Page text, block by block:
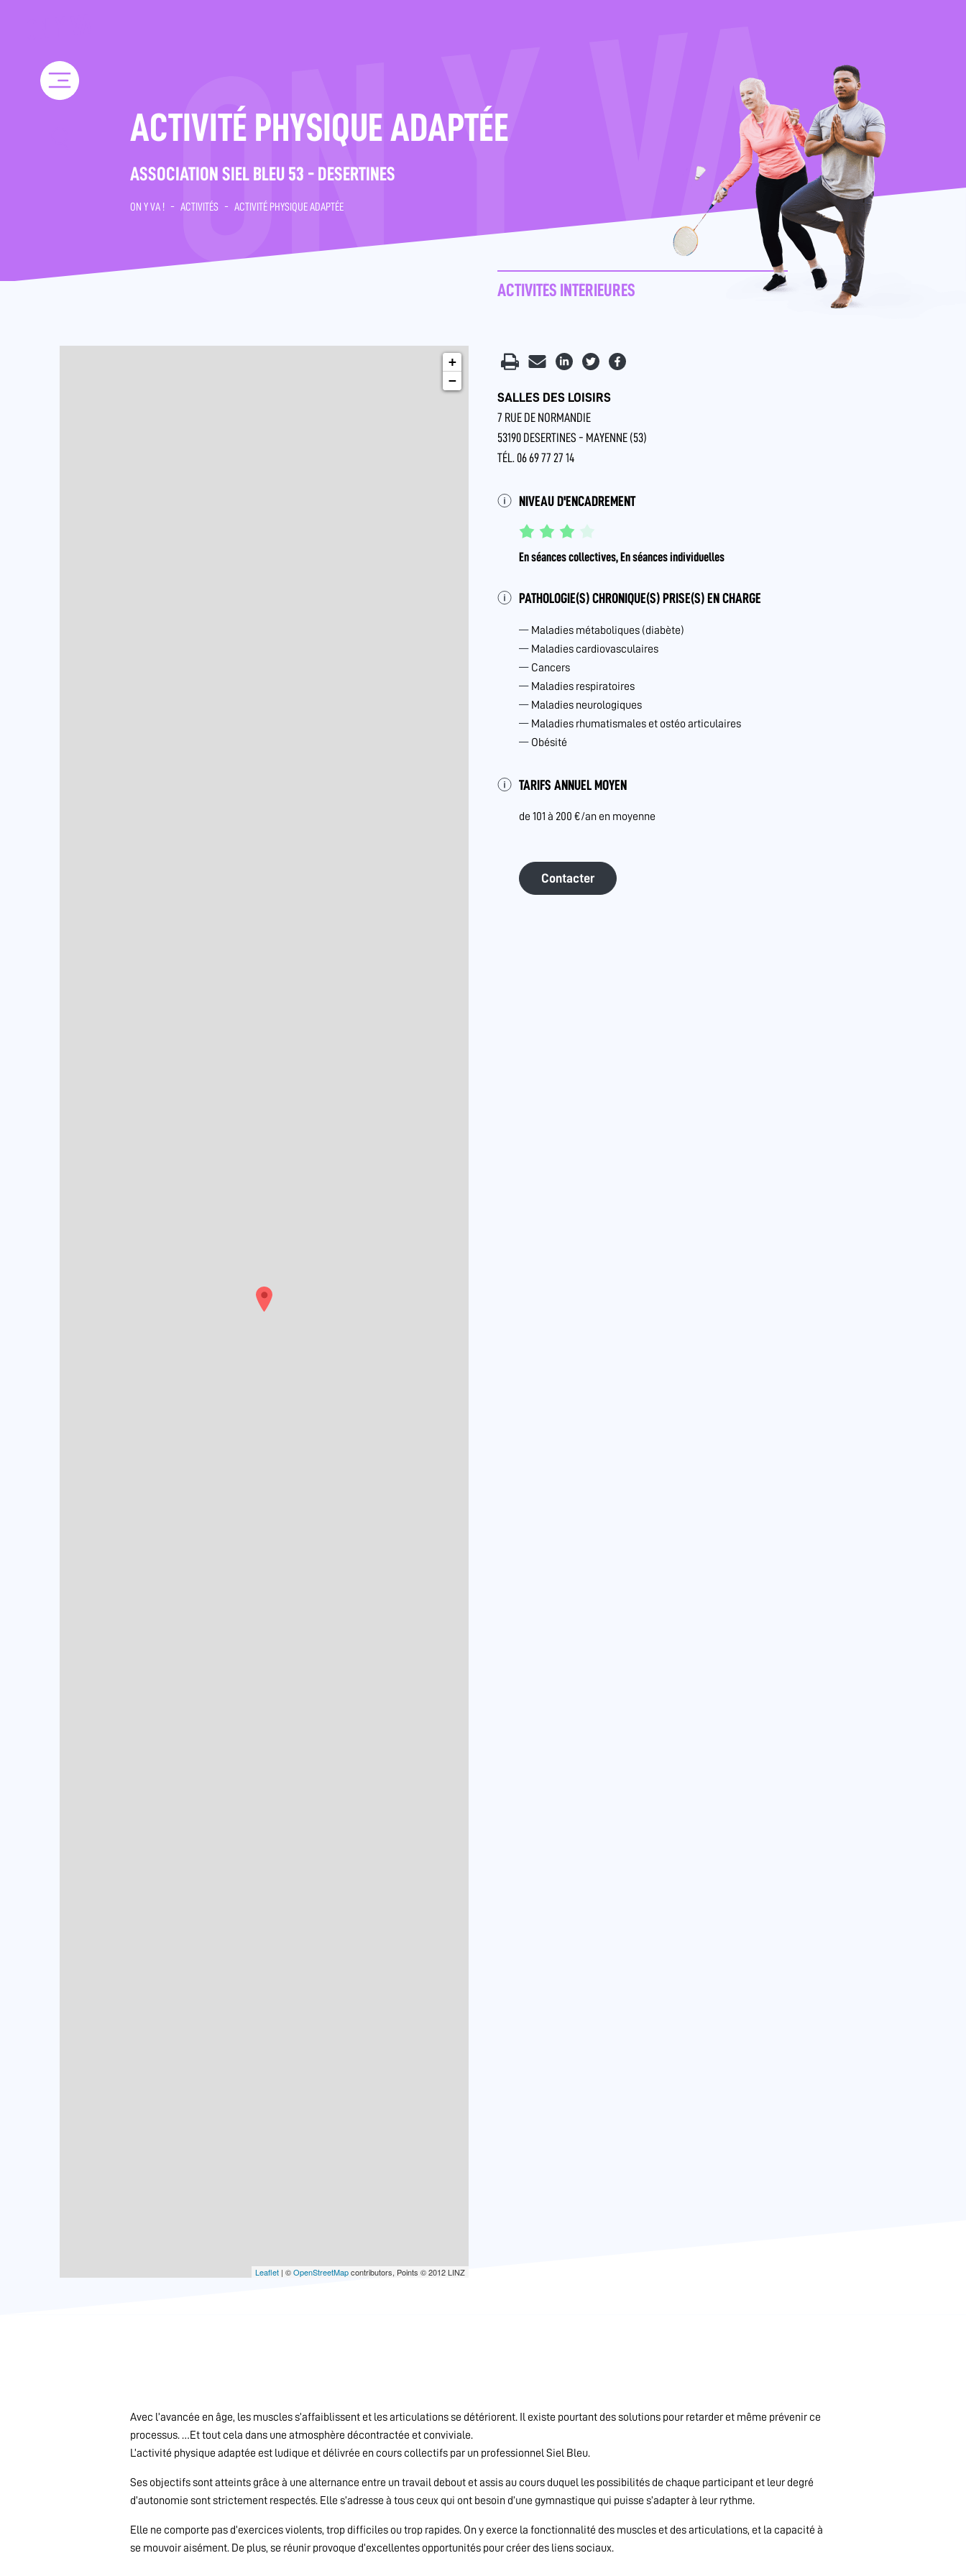
ACTIVITÉ PHYSIQUE ADAPTÉE
ASSOCIATION SIEL BLEU 53 - DESERTINES
ON Y VA ! - ACTIVITÉS - ACTIVITÉ PHYSIQUE ADAPTÉE
+
−
Leaflet | ©OpenStreetMapcontributors, Points © 2012 LINZ
ACTIVITÉS INTÉRIEURES
SALLES DES LOISIRS
7 RUE DE NORMANDIE
53190 DESERTINES - MAYENNE (53)
TÉL. 06 69 77 27 14
NIVEAU D'ENCADREMENT
En séances collectives, En séances individuelles
PATHOLOGIE(S) CHRONIQUE(S) PRISE(S) EN CHARGE
Maladies métaboliques (diabète)
Maladies cardiovasculaires
Cancers
Maladies respiratoires
Maladies neurologiques
Maladies rhumatismales et ostéo articulaires
Obésité
TARIFS ANNUEL MOYEN
de 101 à 200 €/an en moyenne
Contacter
Avec l’avancée en âge, les muscles s’affaiblissent et les articulations se détériorent. Il existe pourtant des solutions pour retarder et même prévenir ce
processus. …Et tout cela dans une atmosphère décontractée et conviviale.
L’activité physique adaptée est ludique et délivrée en cours collectifs par un professionnel Siel Bleu.
Ses objectifs sont atteints grâce à une alternance entre un travail debout et assis au cours duquel les possibilités de chaque participant et leur degré
d’autonomie sont strictement respectés. Elle s’adresse à tous ceux qui ont besoin d’une gymnastique qui puisse s’adapter à leur rythme.
Elle ne comporte pas d’exercices violents, trop difficiles ou trop rapides. On y exerce la fonctionnalité des muscles et des articulations, et la capacité à
se mouvoir aisément. De plus, se réunir provoque d’excellentes opportunités pour créer des liens sociaux.